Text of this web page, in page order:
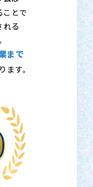
ことで
れる
まで
ます。